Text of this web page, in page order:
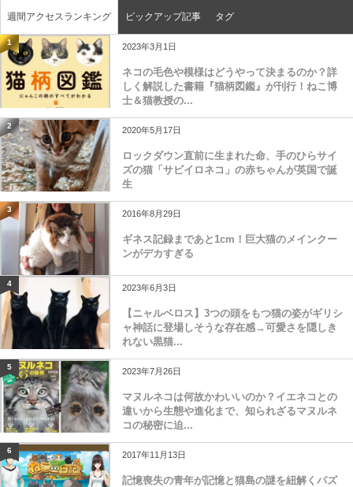
週間アクセスランキング ピックアップ記事 タグ
1 2023年3月1日
ネコの毛色や模様はどうやって決まるのか？詳
しく解説した書籍『猫柄図鑑』が刊行！ねこ博
士＆猫教授の...
2 2020年5月17日
ロックダウン直前に生まれた命、手のひらサイ
ズの猫「サビイロネコ」の赤ちゃんが英国で誕
生
3 2016年8月29日
ギネス記録まであと1cm！巨大猫のメインクー
ンがデカすぎる
4 2023年6月3日
【ニャルベロス】3つの頭をもつ猫の姿がギリシ
ャ神話に登場しそうな存在感→可愛さを隠しき
れない黒猫...
5 2023年7月26日
マヌルネコは何故かわいいのか？イエネコとの
違いから生態や進化まで、知られざるマヌルネ
コの秘密に迫...
6 2017年11月13日
記憶喪失の青年が記憶と猫島の謎を紐解くパズ